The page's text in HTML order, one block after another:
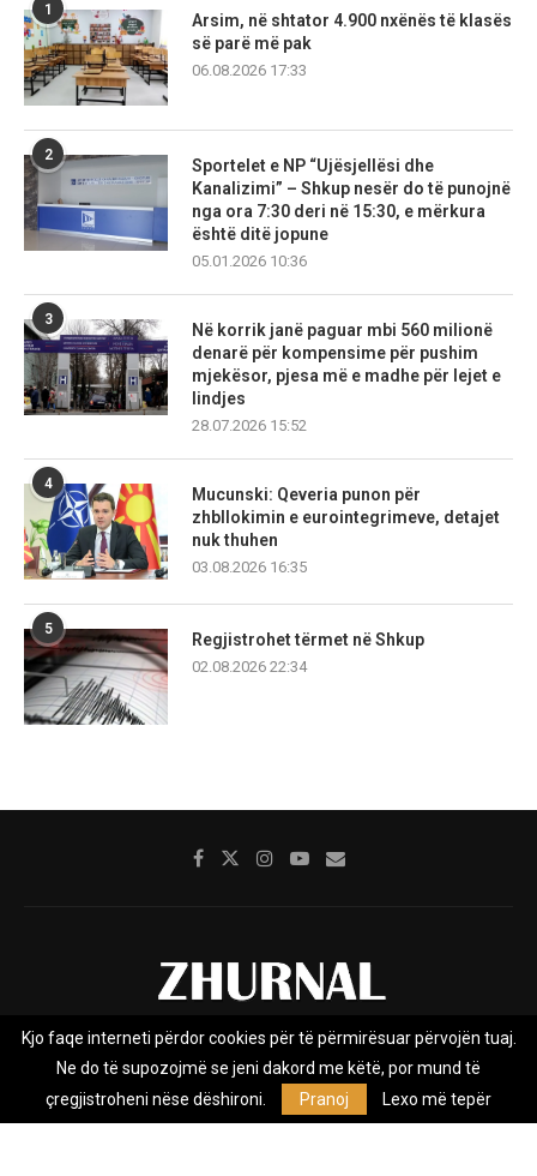
1
Arsim, në shtator 4.900 nxënës të klasës
së parë më pak
06.08.2026 17:33
2
Sportelet e NP “Ujësjellësi dhe
Kanalizimi” – Shkup nesër do të punojnë
nga ora 7:30 deri në 15:30, e mërkura
është ditë jopune
05.01.2026 10:36
3
Në korrik janë paguar mbi 560 milionë
denarë për kompensime për pushim
mjekësor, pjesa më e madhe për lejet e
lindjes
28.07.2026 15:52
4
Mucunski: Qeveria punon për
zhbllokimin e eurointegrimeve, detajet
nuk thuhen
03.08.2026 16:35
5
Regjistrohet tërmet në Shkup
02.08.2026 22:34
Rreth nesh Impresumi Marketing
Kontakt
Privacy Policy
Zhurnal.mk është Agjenci e Lajmeve e pavarur, e themeluar në vitin
Kjo faqe interneti përdor cookies për të përmirësuar përvojën tuaj.
Ne do të supozojmë se jeni dakord me këtë, por mund të
çregjistroheni nëse dëshironi.
Pranoj Lexo më tepër